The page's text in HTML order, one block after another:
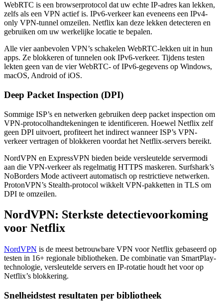
WebRTC is een browserprotocol dat uw echte IP-adres kan lekken,
zelfs als een VPN actief is. IPv6-verkeer kan eveneens een IPv4-
only VPN-tunnel omzeilen. Netflix kan deze lekken detecteren en
gebruiken om uw werkelijke locatie te bepalen.
Alle vier aanbevolen VPN’s schakelen WebRTC-lekken uit in hun
apps. Ze blokkeren of tunnelen ook IPv6-verkeer. Tijdens testen
lekten geen van de vier WebRTC- of IPv6-gegevens op Windows,
macOS, Android of iOS.
Deep Packet Inspection (DPI)
Sommige ISP’s en netwerken gebruiken deep packet inspection om
VPN-protocolhandtekeningen te identificeren. Hoewel Netflix zelf
geen DPI uitvoert, profiteert het indirect wanneer ISP’s VPN-
verkeer vertragen of blokkeren voordat het Netflix-servers bereikt.
NordVPN en ExpressVPN bieden beide versleutelde servermodi
aan die VPN-verkeer als regelmatig HTTPS maskeren. Surfshark’s
NoBorders Mode activeert automatisch op restrictieve netwerken.
ProtonVPN’s Stealth-protocol wikkelt VPN-pakketten in TLS om
DPI te omzeilen.
NordVPN: Sterkste detectievoorkoming
voor Netflix
NordVPN is de meest betrouwbare VPN voor Netflix gebaseerd op
testen in 16+ regionale bibliotheken. De combinatie van SmartPlay-
technologie, versleutelde servers en IP-rotatie houdt het voor op
Netflix’s blokkering.
Snelheidstest resultaten per bibliotheek